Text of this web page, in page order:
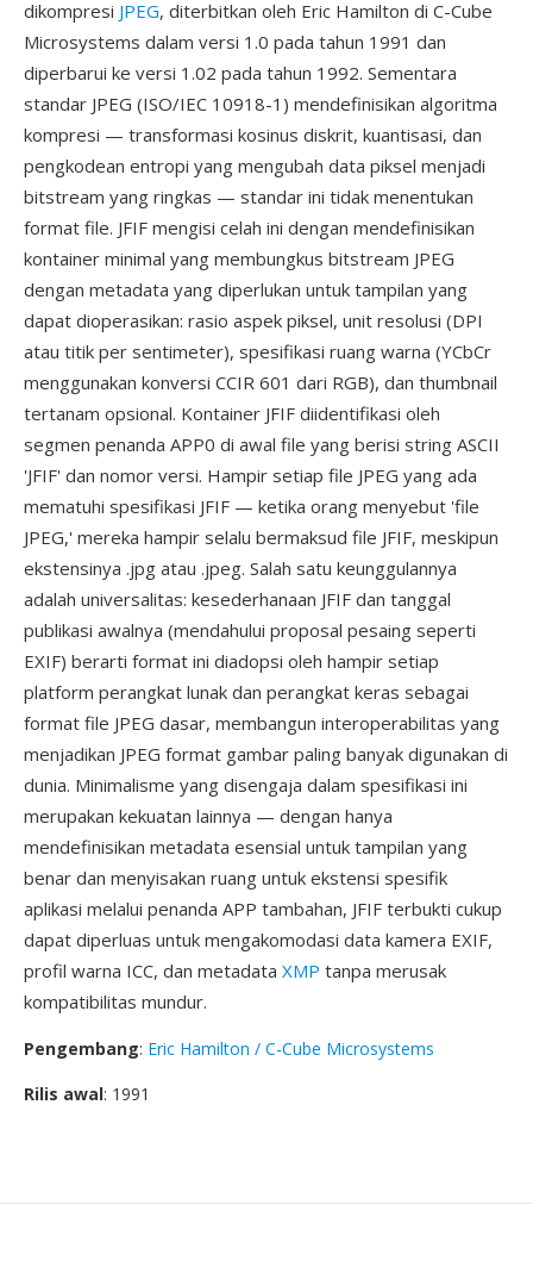
dikompresi JPEG, diterbitkan oleh Eric Hamilton di C-Cube
Microsystems dalam versi 1.0 pada tahun 1991 dan
diperbarui ke versi 1.02 pada tahun 1992. Sementara
standar JPEG (ISO/IEC 10918-1) mendefinisikan algoritma
kompresi — transformasi kosinus diskrit, kuantisasi, dan
pengkodean entropi yang mengubah data piksel menjadi
bitstream yang ringkas — standar ini tidak menentukan
format file. JFIF mengisi celah ini dengan mendefinisikan
kontainer minimal yang membungkus bitstream JPEG
dengan metadata yang diperlukan untuk tampilan yang
dapat dioperasikan: rasio aspek piksel, unit resolusi (DPI
atau titik per sentimeter), spesifikasi ruang warna (YCbCr
menggunakan konversi CCIR 601 dari RGB), dan thumbnail
tertanam opsional. Kontainer JFIF diidentifikasi oleh
segmen penanda APP0 di awal file yang berisi string ASCII
'JFIF' dan nomor versi. Hampir setiap file JPEG yang ada
mematuhi spesifikasi JFIF — ketika orang menyebut 'file
JPEG,' mereka hampir selalu bermaksud file JFIF, meskipun
ekstensinya .jpg atau .jpeg. Salah satu keunggulannya
adalah universalitas: kesederhanaan JFIF dan tanggal
publikasi awalnya (mendahului proposal pesaing seperti
EXIF) berarti format ini diadopsi oleh hampir setiap
platform perangkat lunak dan perangkat keras sebagai
format file JPEG dasar, membangun interoperabilitas yang
menjadikan JPEG format gambar paling banyak digunakan di
dunia. Minimalisme yang disengaja dalam spesifikasi ini
merupakan kekuatan lainnya — dengan hanya
mendefinisikan metadata esensial untuk tampilan yang
benar dan menyisakan ruang untuk ekstensi spesifik
aplikasi melalui penanda APP tambahan, JFIF terbukti cukup
dapat diperluas untuk mengakomodasi data kamera EXIF,
profil warna ICC, dan metadata XMP tanpa merusak
kompatibilitas mundur.
Pengembang: Eric Hamilton / C-Cube Microsystems
Rilis awal: 1991